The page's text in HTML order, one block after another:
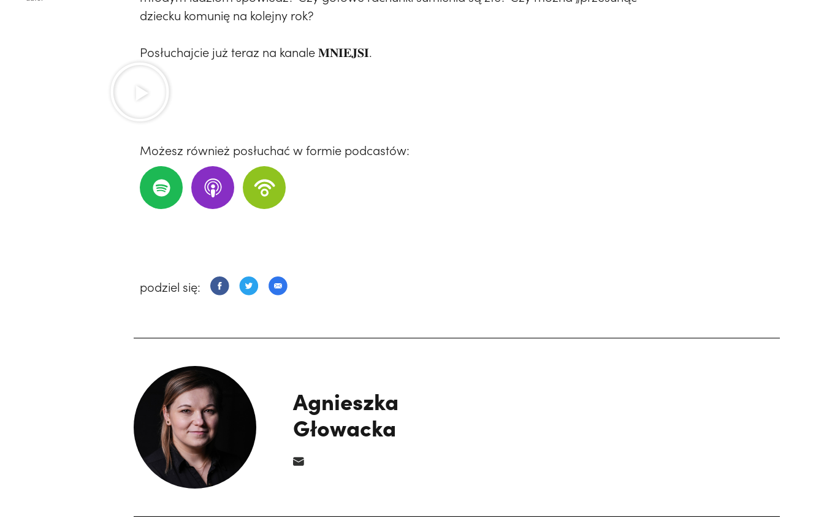
dziecku komunię na kolejny rok?
Posłuchajcie już teraz na kanale 𝐌𝐍𝐈𝐄𝐉𝐒𝐈.
Możesz również posłuchać w formie podcastów:
podziel się:
Agnieszka
Głowacka